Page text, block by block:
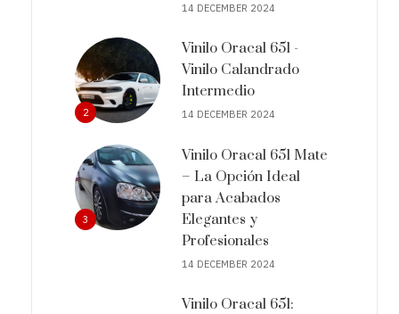
14 DECEMBER 2024
2
Vinilo Oracal 651 -
Vinilo Calandrado
Intermedio
14 DECEMBER 2024
3
Vinilo Oracal 651 Mate
– La Opción Ideal
para Acabados
Elegantes y
Profesionales
14 DECEMBER 2024
Vinilo Oracal 651: